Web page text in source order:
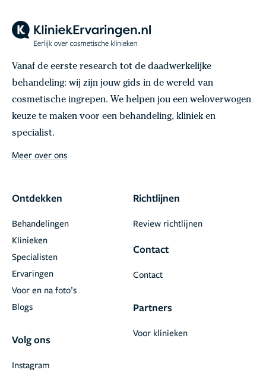
Vanaf de eerste research tot de daadwerkelijke
behandeling: wij zijn jouw gids in de wereld van
cosmetische ingrepen. We helpen jou een weloverwogen
keuze te maken voor een behandeling, kliniek en
specialist.
Meer over ons
Ontdekken
Behandelingen
Klinieken
Specialisten
Ervaringen
Voor en na foto’s
Blogs
Volg ons
Instagram
Richtlijnen
Review richtlijnen
Contact
Contact
Partners
Voor klinieken